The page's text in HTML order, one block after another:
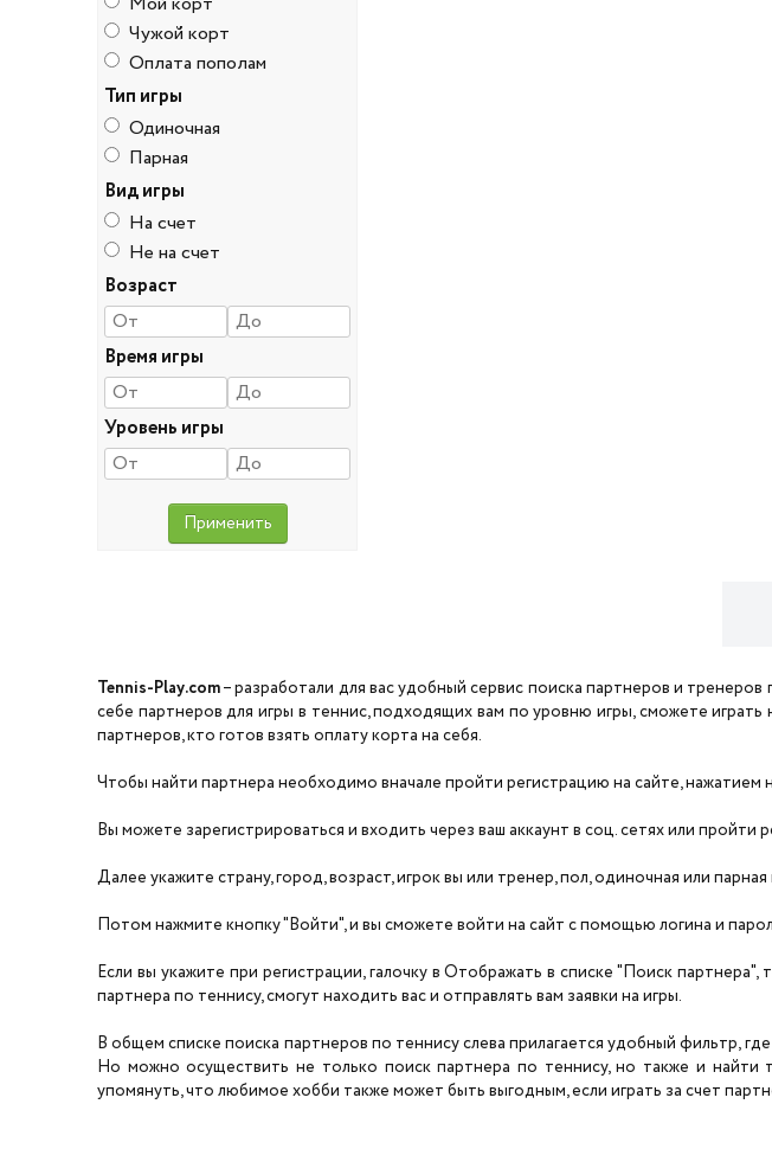
Чужой корт
Оплата пополам
Тип игры
Одиночная
Парная
Вид игры
На счет
Не на счет
Возраст
Время игры
Уровень игры
Tennis-Play.com– разработали для вас удобный сервис поиска партнеров и
себе партнеров для игры в теннис, подходящих вам по уровню игры, сможете
партнеров, кто готов взять оплату корта на себя.
Чтобы найти партнера необходимо вначале пройти регистрацию на сайте, нажатием
Вы можете зарегистрироваться и входить через ваш аккаунт в соц. сетях или пройти
Далее укажите страну, город, возраст, игрок вы или тренер, пол, одиночная или
Потом нажмите кнопку "Войти", и вы сможете войти на сайт с помощью логина и
Если вы укажите при регистрации, галочку в Отображать в списке "Поиск
партнера по теннису, смогут находить вас и отправлять вам заявки на игры.
В общем списке поиска партнеров по теннису слева прилагается удобный фильтр,
Но можно осуществить не только поиск партнера по теннису, но также и найти
упомянуть, что любимое хобби также может быть выгодным, если играть за счет